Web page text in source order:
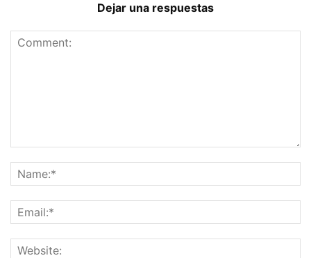
Dejar una respuestas